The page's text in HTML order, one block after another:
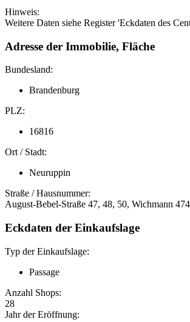
Hinweis:
Weitere Daten siehe Register 'Eckdaten des
Adresse der Immobilie, Fläche
Bundesland:
Brandenburg
PLZ:
16816
Ort / Stadt:
Neuruppin
Straße / Hausnummer:
August-Bebel-Straße 47, 48, 50, Wichmann
Eckdaten der Einkaufslage
Typ der Einkaufslage:
Passage
Anzahl Shops:
28
Jahr der Eröffnung: